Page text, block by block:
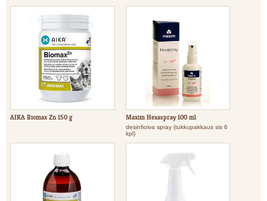
AIKA Biomax Zn 150 g Maxim Hexaspray 100 ml
desinfioiva spray (tukkupakkaus sis 6
kpl)